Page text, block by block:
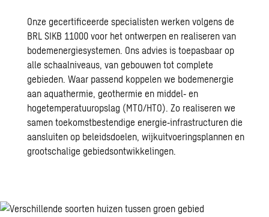
Onze gecertificeerde specialisten werken volgens de
BRL SIKB 11000 voor het ontwerpen en realiseren van
bodemenergiesystemen. Ons advies is toepasbaar op
alle schaalniveaus, van gebouwen tot complete
gebieden. Waar passend koppelen we bodemenergie
aan aquathermie, geothermie en middel‑ en
hogetemperatuuropslag (MTO/HTO). Zo realiseren we
samen toekomstbestendige energie‑infrastructuren die
aansluiten op beleidsdoelen, wijkuitvoeringsplannen en
grootschalige gebiedsontwikkelingen.